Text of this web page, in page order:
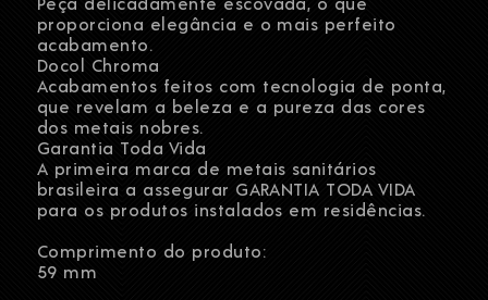
proporciona elegância e o mais perfeito
acabamento.
Docol Chroma
Acabamentos feitos com tecnologia de ponta,
que revelam a beleza e a pureza das cores
dos metais nobres.
Garantia Toda Vida
A primeira marca de metais sanitários
brasileira a assegurar GARANTIA TODA VIDA
para os produtos instalados em residências.
Comprimento do produto:
59 mm